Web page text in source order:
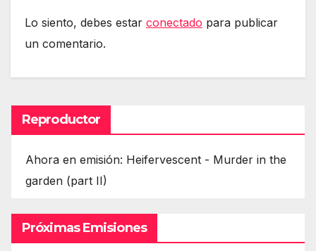
Lo siento, debes estar conectado para publicar
un comentario.
Reproductor
Ahora en emisión: Heifervescent - Murder in the
garden (part II)
Próximas Emisiones